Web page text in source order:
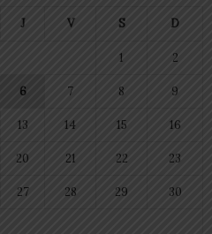
J V S D
1 2
6 7 8 9
13 14 15 16
20 21 22 23
27 28 29 30